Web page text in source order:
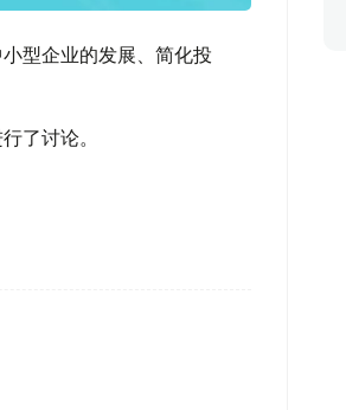
型企业的发展、简化投
了讨论。